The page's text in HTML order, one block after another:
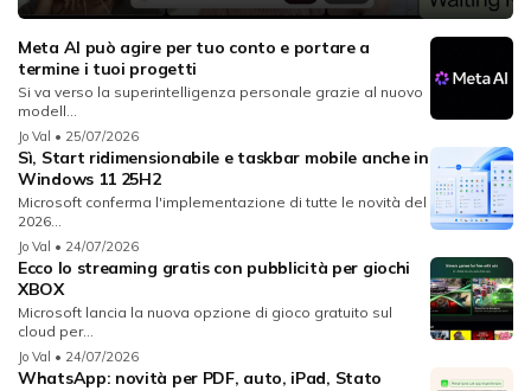
Meta AI può agire per tuo conto e portare a
termine i tuoi progetti
Si va verso la superintelligenza personale grazie al nuovo
modell...
Jo Val • 25/07/2026
Sì, Start ridimensionabile e taskbar mobile anche in
Windows 11 25H2
Microsoft conferma l'implementazione di tutte le novità del
2026...
Jo Val • 24/07/2026
Ecco lo streaming gratis con pubblicità per giochi
XBOX
Microsoft lancia la nuova opzione di gioco gratuito sul
cloud per...
Jo Val • 24/07/2026
WhatsApp: novità per PDF, auto, iPad, Stato